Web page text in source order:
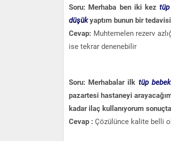
Soru: Merhaba ben iki kez
düşükyaptım bunun bir
Cevap: Muhtemelen rezerv
ise tekrar denenebilir
Soru: Merhabalar ilk tüp bebek
pazartesi hastaneyi
kadar ilaç kullanıyorum
Cevap : Çözülünce kalite belli